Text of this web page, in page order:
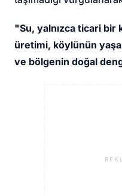
"Su, yalnızca ticari bir
üretimi, köylünün
ve bölgenin doğal